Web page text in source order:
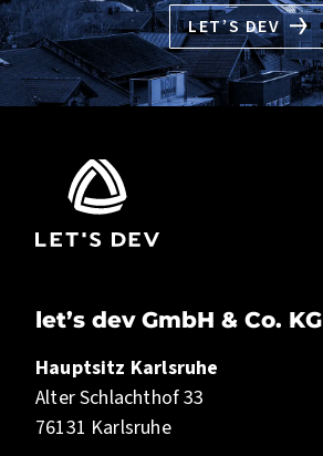
LET’S DEV
let’s dev GmbH & Co. KG
Hauptsitz Karlsruhe
Alter Schlachthof 33
76131 Karlsruhe